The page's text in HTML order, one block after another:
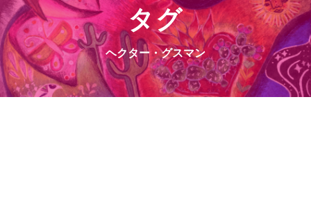
タグ
ヘクター・グスマン